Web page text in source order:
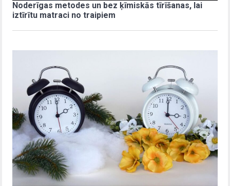
Noderīgas metodes un bez ķīmiskās tīrīšanas, lai
iztīrītu matraci no traipiem